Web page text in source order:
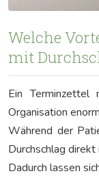
Welche
mit
Ein Terminzettel
Organisation
Während der
Durchschlag
Dadurch lassen